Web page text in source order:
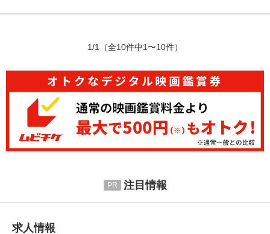
1/1 （全10件中1〜10件）
注目情報
求人情報